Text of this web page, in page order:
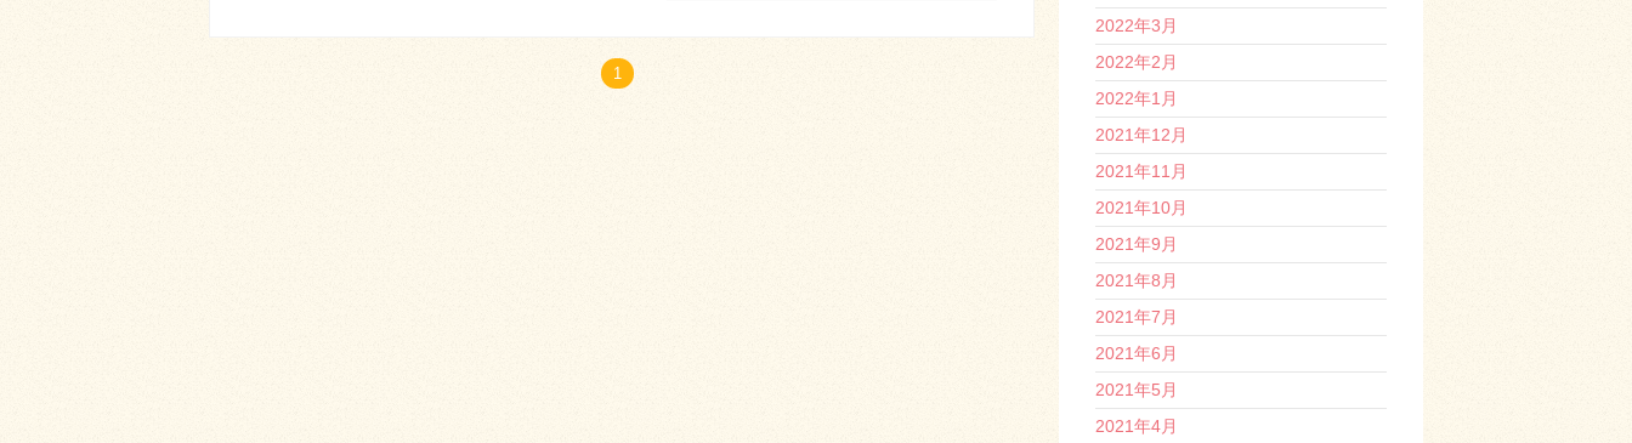
1
2022年3月
2022年2月
2022年1月
2021年12月
2021年11月
2021年10月
2021年9月
2021年8月
2021年7月
2021年6月
2021年5月
2021年4月